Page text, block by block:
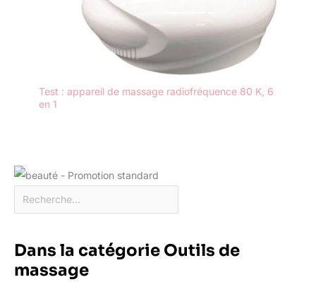
Test : appareil de massage radiofréquence 80 K, 6
en 1
Dans la catégorie Outils de
massage